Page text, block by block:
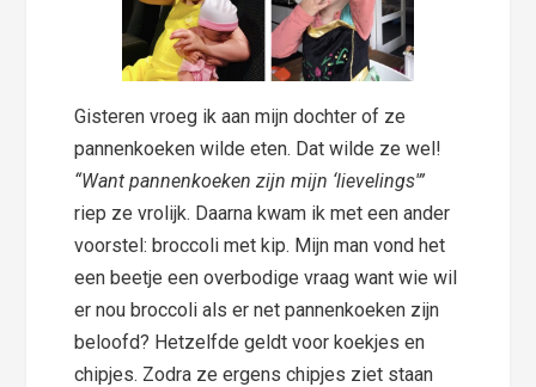
Gisteren vroeg ik aan mijn dochter of ze
pannenkoeken wilde eten. Dat wilde ze wel!
“Want pannenkoeken zijn mijn ‘lievelings'”
riep ze vrolijk. Daarna kwam ik met een ander
voorstel: broccoli met kip. Mijn man vond het
een beetje een overbodige vraag want wie wil
er nou broccoli als er net pannenkoeken zijn
beloofd? Hetzelfde geldt voor koekjes en
chipjes. Zodra ze ergens chipjes ziet staan